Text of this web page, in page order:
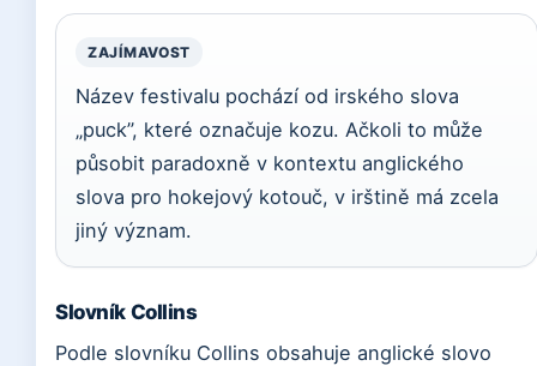
ZAJÍMAVOST
Název festivalu pochází od irského slova
„puck”, které označuje kozu. Ačkoli to může
působit paradoxně v kontextu anglického
slova pro hokejový kotouč, v irštině má zcela
jiný význam.
Slovník Collins
Podle slovníku Collins obsahuje anglické slovo